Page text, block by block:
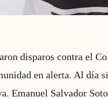
disparos contra el
en alerta. Al día
Emanuel Salvador